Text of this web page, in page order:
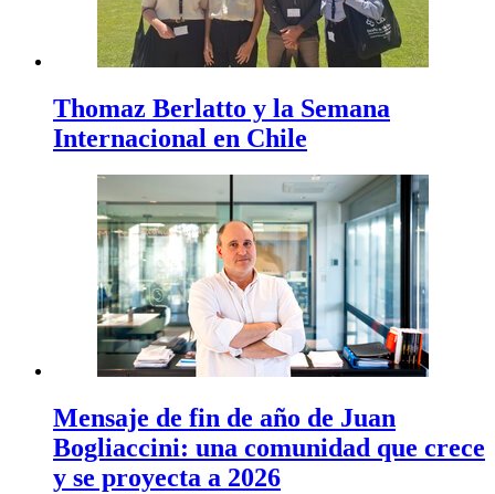
Thomaz Berlatto y la Semana
Internacional en Chile
Mensaje de fin de año de Juan
Bogliaccini: una comunidad que crece
y se proyecta a 2026